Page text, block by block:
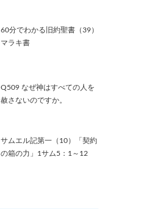
60分でわかる旧約聖書（39）
マラキ書
Q509 なぜ神はすべての人を
赦さないのですか。
サムエル記第一（10）「契約
の箱の力」1サム5：1～12